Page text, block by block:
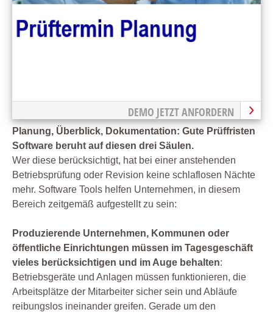
DEMO JETZT ANFORDERN
Planung, Überblick, Dokumentation: Gute Prüffristen
Software beruht auf diesen drei Säulen.
Wer diese berücksichtigt, hat bei einer anstehenden
Betriebsprüfung oder Revision keine schlaflosen Nächte
mehr. Software Tools helfen Unternehmen, in diesem
Bereich zeitgemäß aufgestellt zu sein:
Produzierende Unternehmen, Kommunen oder
öffentliche Einrichtungen müssen im Tagesgeschäft
vieles berücksichtigen und im Auge behalten:
Betriebsgeräte und Anlagen müssen funktionieren, die
Arbeitsplätze der Mitarbeiter sicher sein und Abläufe
reibungslos ineinander greifen. Gerade um den